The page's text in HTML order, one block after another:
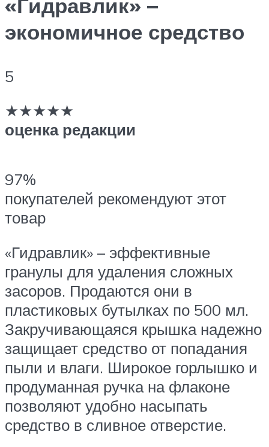
«Гидравлик» –
экономичное средство
5
★★★★★
оценка редакции
97%
покупателей рекомендуют этот
товар
«Гидравлик» – эффективные
гранулы для удаления сложных
засоров. Продаются они в
пластиковых бутылках по 500 мл.
Закручивающаяся крышка надежно
защищает средство от попадания
пыли и влаги. Широкое горлышко и
продуманная ручка на флаконе
позволяют удобно насыпать
средство в сливное отверстие.